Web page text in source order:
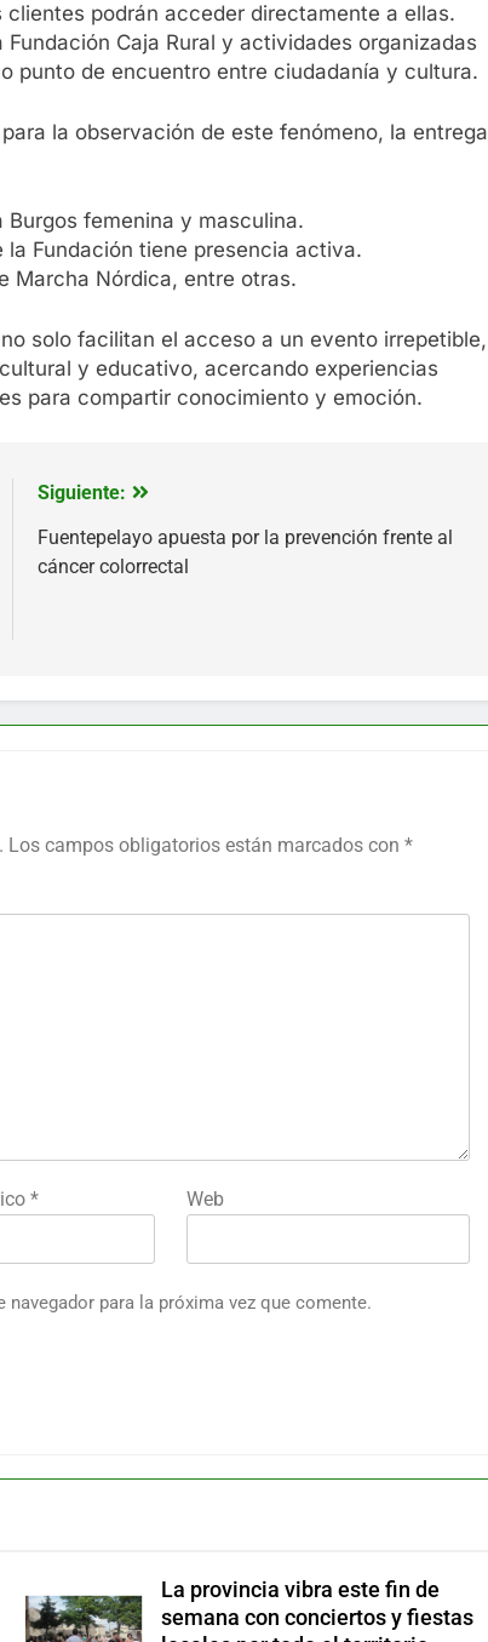
podrán acceder directamente a ellas.
Caja Rural y actividades organizadas
punto de encuentro entre ciudadanía y cultura.
la observación de este fenómeno, la entrega
femenina y masculina.
Fundación tiene presencia activa.
Marcha Nórdica, entre otras.
solo facilitan el acceso a un evento irrepetible,
y educativo, acercando experiencias
para compartir conocimiento y emoción.
Siguiente:
Fuentepelayo apuesta por la prevención frente al
cáncer colorrectal
Los campos obligatorios están marcados con *
* Web
para la próxima vez que comente.
La provincia vibra este fin de
semana con conciertos y fiestas